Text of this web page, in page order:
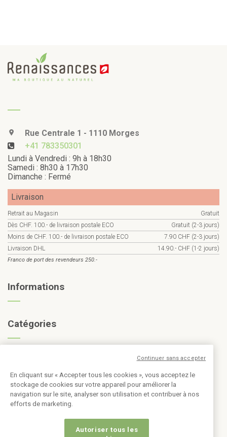
Rue Centrale 1 - 1110 Morges
+41 783350301
Lundi à Vendredi : 9h à 18h30
Samedi : 8h30 à 17h30
Dimanche : Fermé
Livraison
Retrait au Magasin
Gratuit
Dès CHF. 100.- de livraison postale ECO
Gratuit (2-3 jours)
Moins de CHF. 100.- de livraison postale ECO
7.90 CHF (2-3 jours)
Livraison DHL
14.90.- CHF (1-2 jours)
Franco de port des revendeurs 250.-
Informations
Catégories
En cliquant sur « Accepter tous les cookies », vous acceptez le
stockage de cookies sur votre appareil pour améliorer la
navigation sur le site, analyser son utilisation et contribuer à nos
efforts de marketing.
Autoriser tous les
Continuer sans accepter